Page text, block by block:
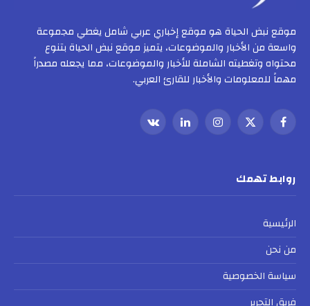
موقع نبض الحياة هو موقع إخباري عربي شامل يغطي مجموعة
واسعة من الأخبار والموضوعات، يتميز موقع نبض الحياة بتنوع
محتواه وتغطيته الشاملة للأخبار والموضوعات، مما يجعله مصدراً
مهماً للمعلومات والأخبار للقارئ العربي.
فيسبوك
X
الانستغراملينكدإنVKontakte
روابط تهمك
الرئيسية
من نحن
سياسة الخصوصية
فريق التحرير